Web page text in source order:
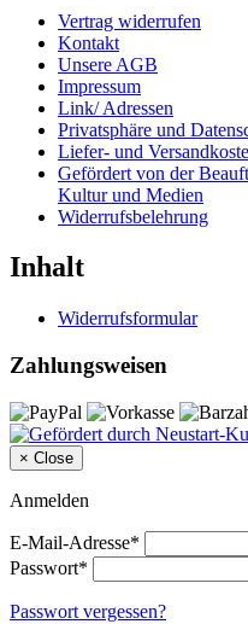
Vertrag widerrufen
Kontakt
Unsere AGB
Impressum
Link/ Adressen
Privatsphäre und
Liefer- und
Gefördert von der
Kultur und Medien
Widerrufsbelehrung
Inhalt
Widerrufsformular
Zahlungsweisen
× Close
Anmelden
E-Mail-Adresse*
Passwort*
Passwort vergessen?